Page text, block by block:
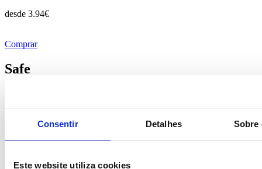
Consentir Detalhes Sobre
Este website utiliza cookies
desde 3.94€
Comprar
Safe
Comprar